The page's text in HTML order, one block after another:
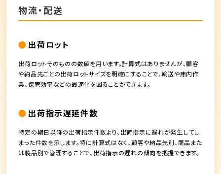
物流・配送
出荷ロット
出荷ロットそのものの数値を用います。計算式はありませんが、顧客
や納品先ごとの出荷ロットサイズを明確にすることで、輸送や庫内作
業、保管効率などの最適化を図ることができます。
出荷指示遅延件数
特定の期日以降の出荷指示件数より、出荷指示に遅れが発生してし
まった件数を示します。特に計算式はなく、顧客や納品先別、商品また
は製品別で管理することで、出荷指示の遅れの傾向を把握できます。